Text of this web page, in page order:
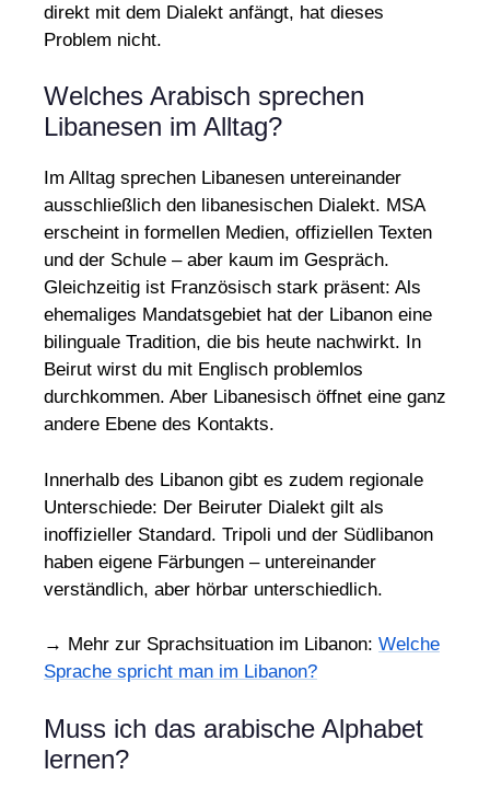
direkt mit dem Dialekt anfängt, hat dieses
Problem nicht.
Welches Arabisch sprechen
Libanesen im Alltag?
Im Alltag sprechen Libanesen untereinander
ausschließlich den libanesischen Dialekt. MSA
erscheint in formellen Medien, offiziellen Texten
und der Schule – aber kaum im Gespräch.
Gleichzeitig ist Französisch stark präsent: Als
ehemaliges Mandatsgebiet hat der Libanon eine
bilinguale Tradition, die bis heute nachwirkt. In
Beirut wirst du mit Englisch problemlos
durchkommen. Aber Libanesisch öffnet eine ganz
andere Ebene des Kontakts.
Innerhalb des Libanon gibt es zudem regionale
Unterschiede: Der Beiruter Dialekt gilt als
inoffizieller Standard. Tripoli und der Südlibanon
haben eigene Färbungen – untereinander
verständlich, aber hörbar unterschiedlich.
→ Mehr zur Sprachsituation im Libanon: Welche
Sprache spricht man im Libanon?
Muss ich das arabische Alphabet
lernen?